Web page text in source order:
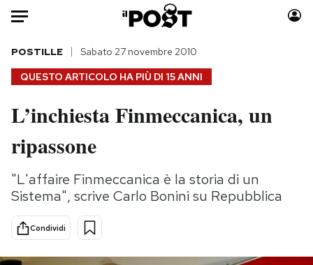
Auto
HOME
Italia
Politica
Tecnologia
Internet
Scienza
Cultura
Economia
Moda
Storie/Idee
Ok Boomer!
Altrecose
QUESTO ARTICOLO HA PIÙ DI 15 ANNI
POSTILLE Sabato 27 novembre 2010
L’inchiesta Finmeccanica, un
ripassone
"L'affaire Finmeccanica è la storia di un
Sistema", scrive Carlo Bonini su Repubblica
Condividi